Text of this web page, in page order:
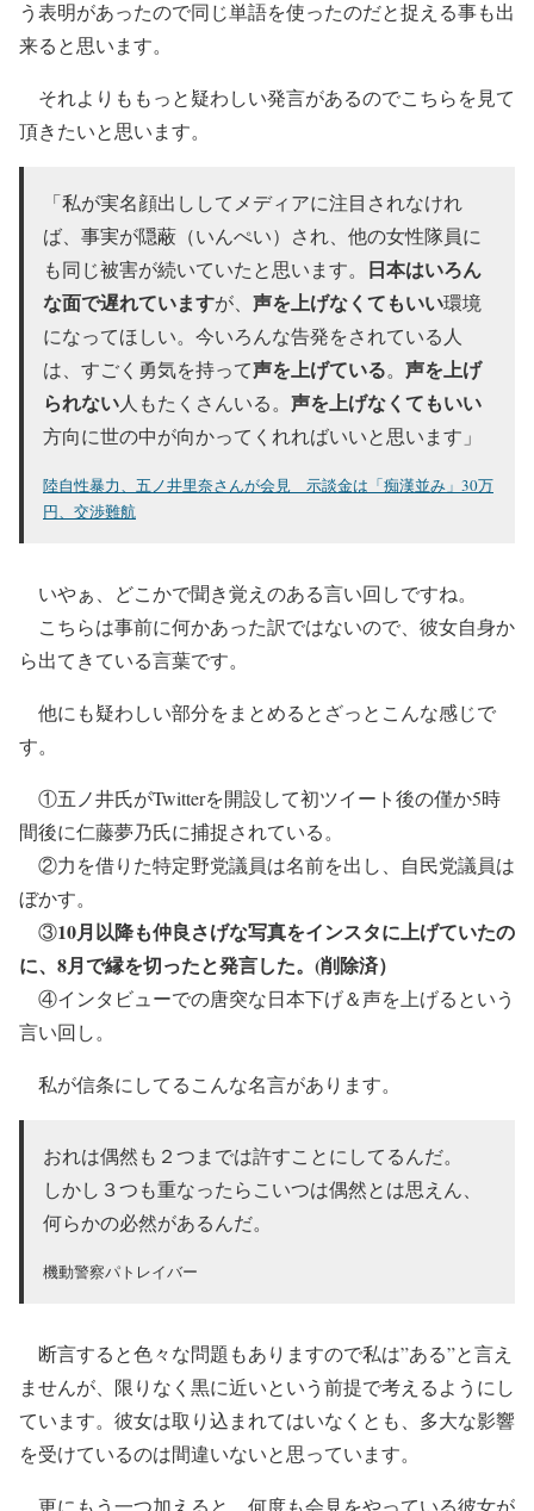
う表明があったので同じ単語を使ったのだと捉える事も出
来ると思います。
それよりももっと疑わしい発言があるのでこちらを見て
頂きたいと思います。
「私が実名顔出ししてメディアに注目されなけれ
ば、事実が隠蔽（いんぺい）され、他の女性隊員に
も同じ被害が続いていたと思います。 日本はいろん
な面で遅れていますが、 声を上げなくてもいい環境
になってほしい。今いろんな告発をされている人
は、すごく勇気を持って声を上げている。 声を上げ
られない人もたくさんいる。 声を上げなくてもいい
方向に世の中が向かってくれればいいと思います」
陸自性暴力、五ノ井里奈さんが会見 示談金は「痴漢並み」30万
円、交渉難航
いやぁ、どこかで聞き覚えのある言い回しですね。
こちらは事前に何かあった訳ではないので、彼女自身か
ら出てきている言葉です。
他にも疑わしい部分をまとめるとざっとこんな感じで
す。
①五ノ井氏がTwitterを開設して初ツイート後の僅か5時
間後に仁藤夢乃氏に捕捉されている。
②力を借りた特定野党議員は名前を出し、自民党議員は
ぼかす。
③10月以降も仲良さげな写真をインスタに上げていたの
に、 8月で縁を切ったと発言した。 (削除済）
④インタビューでの唐突な日本下げ＆声を上げるという
言い回し。
私が信条にしてるこんな名言があります。
おれは偶然も２つまでは許すことにしてるんだ。
しかし３つも重なったらこいつは偶然とは思えん、
何らかの必然があるんだ。
機動警察パトレイバー
断言すると色々な問題もありますので私は”ある”と言え
ませんが、限りなく黒に近いという前提で考えるようにし
ています。彼女は取り込まれてはいなくとも、多大な影響
を受けているのは間違いないと思っています。
更にもう一つ加えると、何度も会見をやっている彼女が